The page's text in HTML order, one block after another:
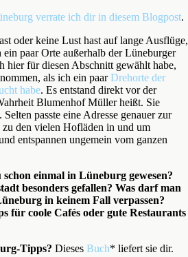
verrate ich dir in diesem Blogpost.
oder keine Lust hast auf lange Ausflüge,
paar Orte außerhalb der Lüneburger
hier für diesen Abschnitt gewählt habe,
als ich ein paarDrehorte der
habe. Es entstand direkt vor der
Blumenhof Müller heißt. Sie
passte eine Adresse genauer zur
den vielen Hofläden in und um
entspannen ungemein vom ganzen
schon einmal in Lüneburg gewesen?
besonders gefallen? Was darf man
in keinem Fall verpassen?
für coole Cafés oder gute Restaurants
Tipps? Dieses Buch* liefert sie dir.